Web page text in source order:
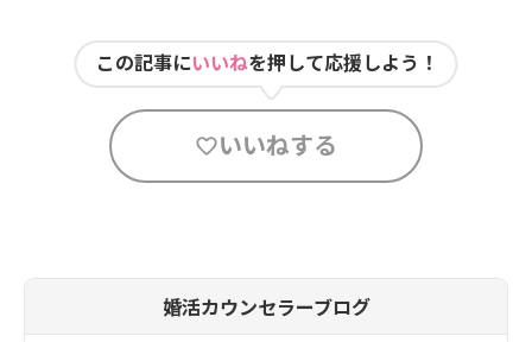
この記事にいいねを押して応援しよう！
いいねする
婚活カウンセラーブログ